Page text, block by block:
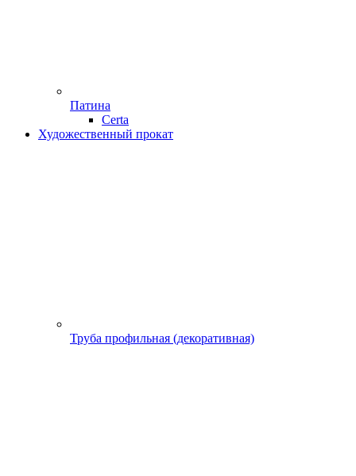
Патина
Certa
Художественный прокат
Труба профильная (декоративная)